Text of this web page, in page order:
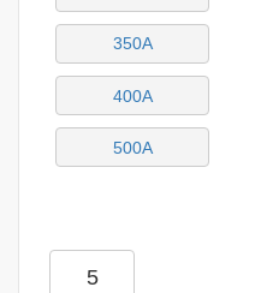
350A
400A
500A